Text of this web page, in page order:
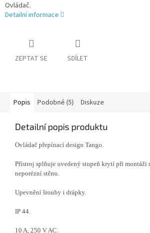
Ovládač.
Detailní informace
ZEPTAT SE SDÍLET
Popis Podobné (5) Diskuze
Detailní popis produktu
Ovládač přepínací design Tango.
Přístroj splňuje uvedený stupeň krytí při montáži
neporézní stěnu.
Upevnění šrouby i drápky.
IP 44.
10 A, 250 V AC.